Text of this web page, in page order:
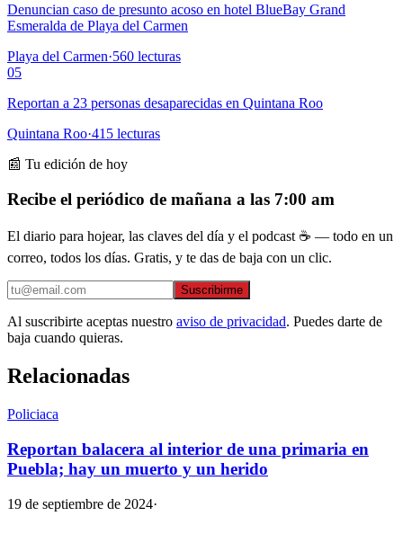
Denuncian caso de presunto acoso en hotel BlueBay Grand
Esmeralda de Playa del Carmen
Playa del Carmen·560 lecturas
05
Reportan a 23 personas desaparecidas en Quintana Roo
Quintana Roo·415 lecturas
📰 Tu edición de hoy
Recibe el periódico de mañana a las 7:00 am
El diario para hojear, las claves del día y el podcast ☕ — todo en un
correo, todos los días. Gratis, y te das de baja con un clic.
Suscribirme
Al suscribirte aceptas nuestro aviso de privacidad. Puedes darte de
baja cuando quieras.
Relacionadas
Policiaca
Reportan balacera al interior de una primaria en
Puebla; hay un muerto y un herido
19 de septiembre de 2024·